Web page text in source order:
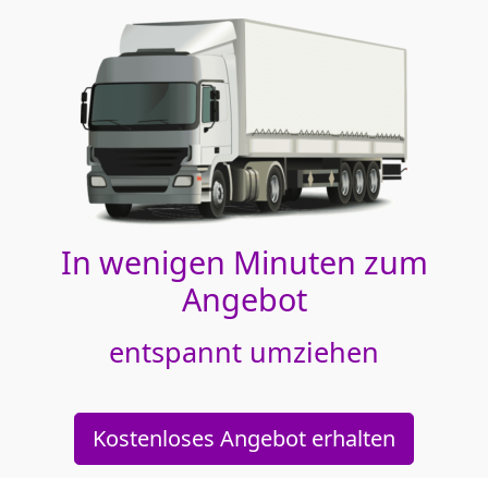
In wenigen Minuten zum
Angebot
entspannt umziehen
Kostenloses Angebot erhalten